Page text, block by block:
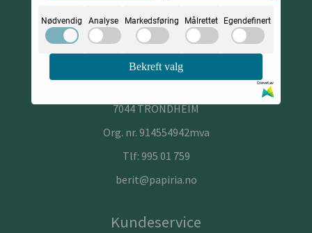
Om oss
Papiria
Sirkus Shopping 3. etg.
7044 TRONDHEIM
Org. nr. 914554942mva
Tlf: 995 01 759
berit@papiria.no
Kundeservice
Nødvendig Analyse Markedsføring Målrettet Egendefinert
Bekreft valg
Drevet av